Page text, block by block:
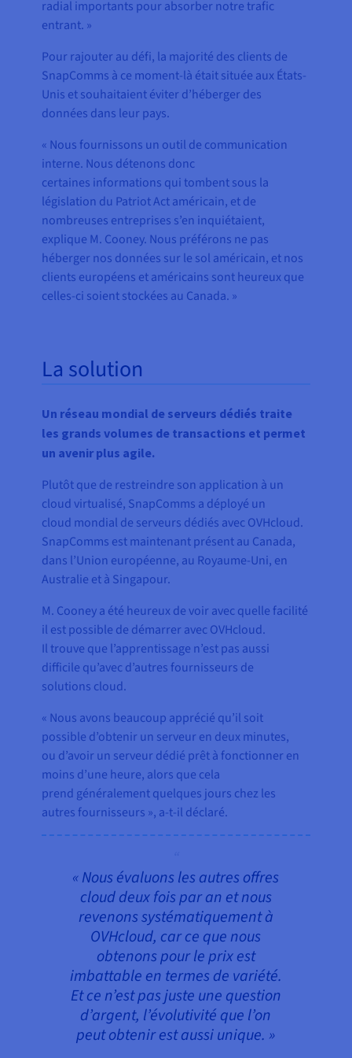
radial importants pour absorber notre trafic
entrant. »
Pour rajouter au défi, la majorité des clients de
SnapComms à ce moment-là était située aux États-
Unis et souhaitaient éviter d’héberger des
données dans leur pays.
« Nous fournissons un outil de communication
interne. Nous détenons donc
certaines informations qui tombent sous la
législation du Patriot Act américain, et de
nombreuses entreprises s’en inquiétaient,
explique M. Cooney. Nous préférons ne pas
héberger nos données sur le sol américain, et nos
clients européens et américains sont heureux que
celles-ci soient stockées au Canada. »
La solution
Un réseau mondial de serveurs dédiés traite
les grands volumes de transactions et permet
un avenir plus agile.
Plutôt que de restreindre son application à un
cloud virtualisé, SnapComms a déployé un
cloud mondial de serveurs dédiés avec OVHcloud.
SnapComms est maintenant présent au Canada,
dans l’Union européenne, au Royaume-Uni, en
Australie et à Singapour.
M. Cooney a été heureux de voir avec quelle facilité
il est possible de démarrer avec OVHcloud.
Il trouve que l’apprentissage n’est pas aussi
difficile qu’avec d’autres fournisseurs de
solutions cloud.
« Nous avons beaucoup apprécié qu’il soit
possible d’obtenir un serveur en deux minutes,
ou d’avoir un serveur dédié prêt à fonctionner en
moins d’une heure, alors que cela
prend généralement quelques jours chez les
autres fournisseurs », a-t-il déclaré.
« Nous évaluons les autres offres
cloud deux fois par an et nous
revenons systématiquement à
OVHcloud, car ce que nous
obtenons pour le prix est
imbattable en termes de variété.
Et ce n’est pas juste une question
d’argent, l’évolutivité que l’on
peut obtenir est aussi unique. »